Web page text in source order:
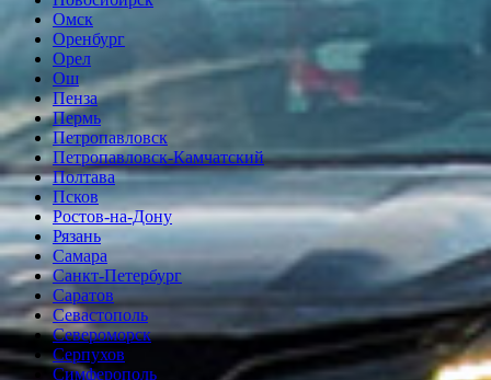
Омск
Оренбург
Орел
Ош
Пенза
Пермь
Петропавловск
Петропавловск-Камчатский
Полтава
Псков
Ростов-на-Дону
Рязань
Самара
Санкт-Петербург
Саратов
Севастополь
Североморск
Серпухов
Симферополь